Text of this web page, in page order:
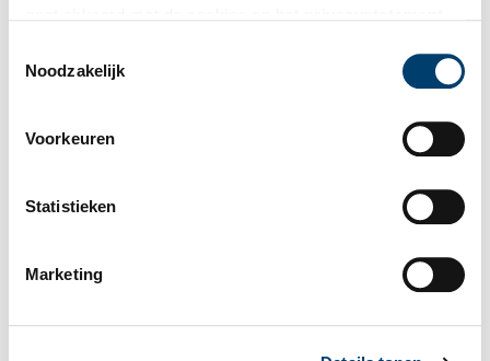
Noodzakelijk
Voorkeuren
Statistieken
Marketing